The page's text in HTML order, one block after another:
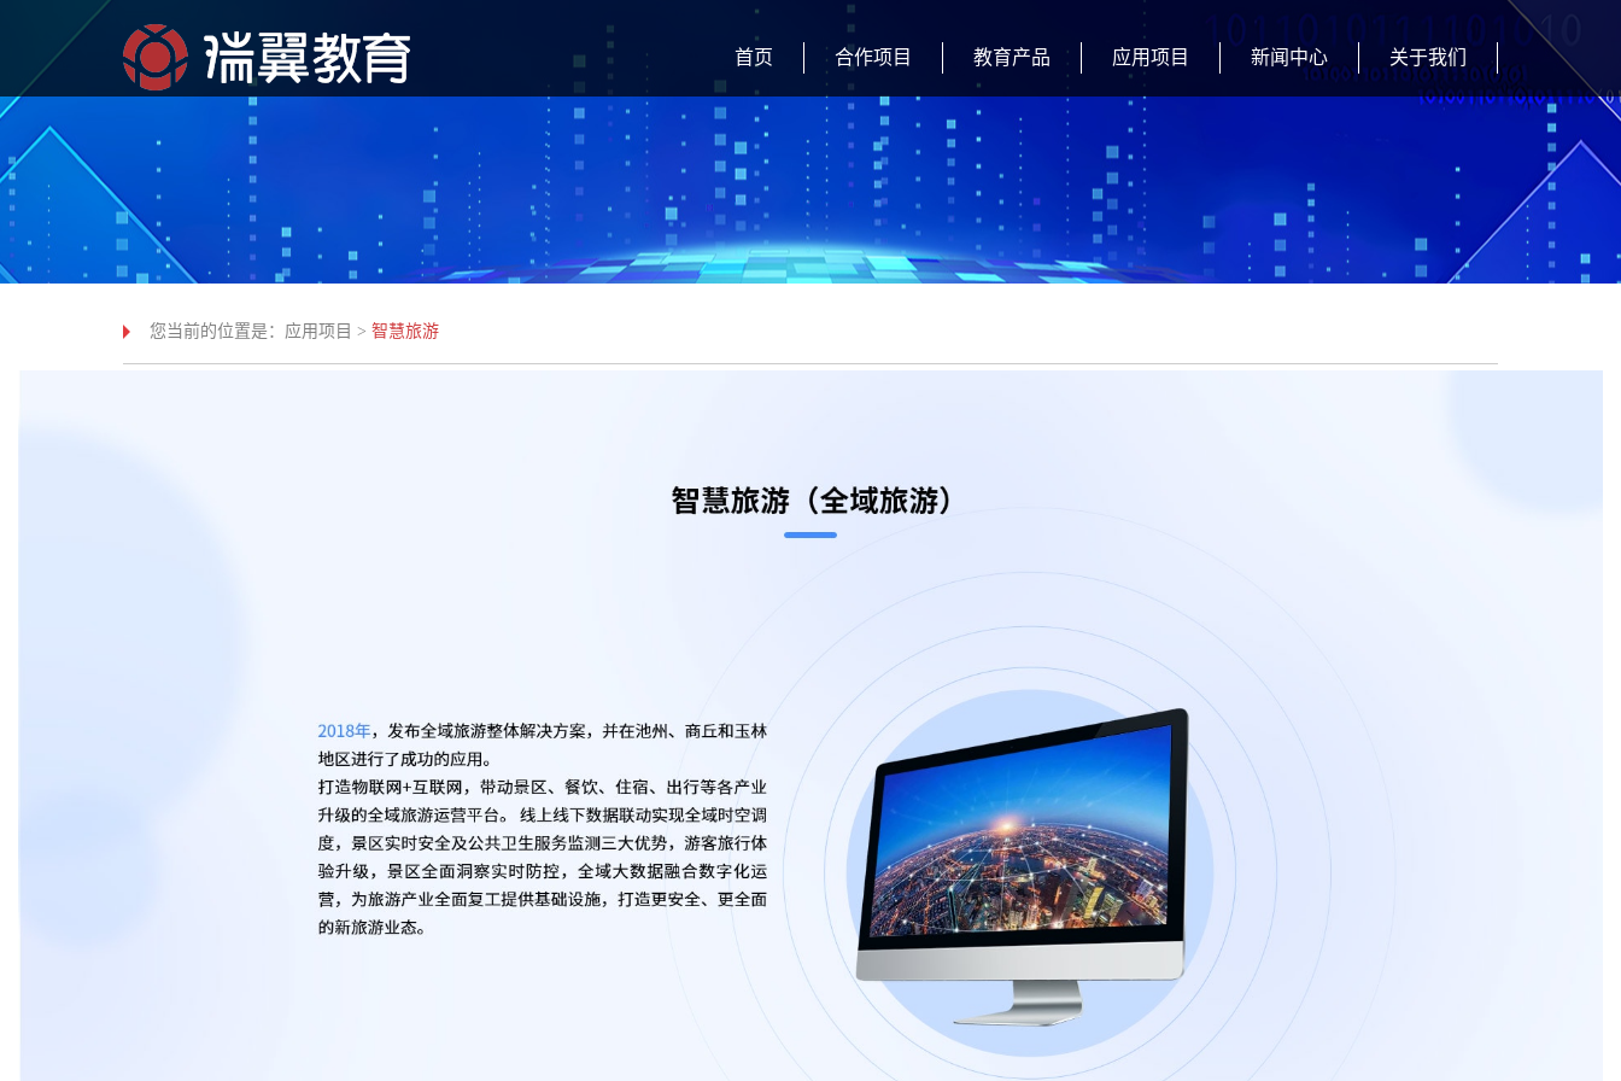
首页 合作项目 教育产品 应用项目 新闻中心 关于我们
您当前的位置是： 应用项目 > 智慧旅游